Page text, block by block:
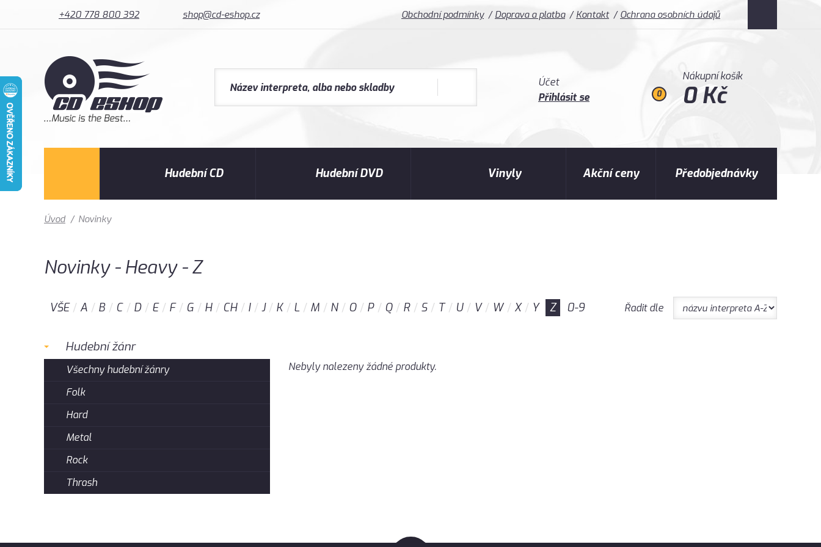
+420 778 800 392 shop@cd-eshop.cz Obchodní podmínky Doprava a platba Kontakt Ochrana osobních údajů
Účet
Přihlásit se
0
Nákupní košík
0 Kč
Hudební CD Hudební DVD Vinyly Akční ceny Předobjednávky
Úvod / Novinky
Novinky - Heavy - Z
VŠE A B C D E F G H CH I J K L M N O P Q R S T U V W X Y Z 0-9 Řadit dle
Hudební žánr
Všechny hudební žánry
Folk
Hard
Metal
Rock
Thrash
Nebyly nalezeny žádné produkty.